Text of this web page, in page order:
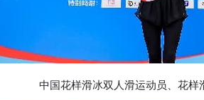
中国花样滑冰双人滑运动员、花样